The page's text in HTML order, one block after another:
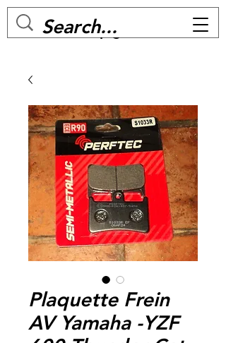
MC BIKE Perpignan
Plaquette Frein
AV Yamaha -YZF